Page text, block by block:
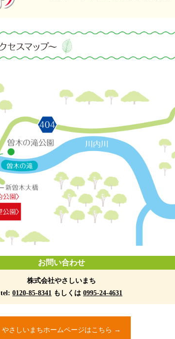
お問い合わせ
株式会社やさしいまち
tel: 0120-85-8341 もしくは 0995-24-4631
やさしいまちホームページはこちら →